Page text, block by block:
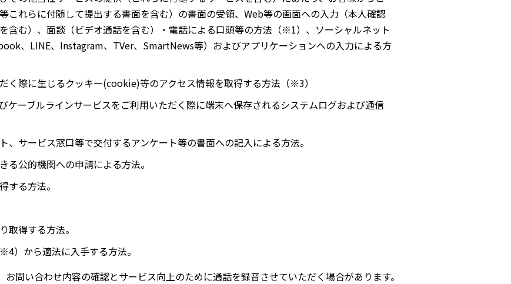
これらに付随して提出する書面を含む）の書面の受領、Web等の画面への入力（本人確認
含む）、面談（ビデオ通話を含む）・電話による口頭等の方法（※1）、ソーシャルネット
、LINE、Instagram、TVer、SmartNews等）およびアプリケーションへの入力による方
く際に生じるクッキー(cookie)等のアクセス情報を取得する方法（※3）
ケーブルラインサービスをご利用いただく際に端末へ保存されるシステムログおよび通信
、サービス窓口等で交付するアンケート等の書面への記入による方法。
公的機関への申請による方法。
する方法。
取得する方法。
）から適法に入手する方法。
問い合わせ内容の確認とサービス向上のために通話を録音させていただく場合があります。